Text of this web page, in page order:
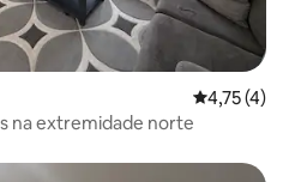
4,75 de
4,75 (4)
na extremidade norte